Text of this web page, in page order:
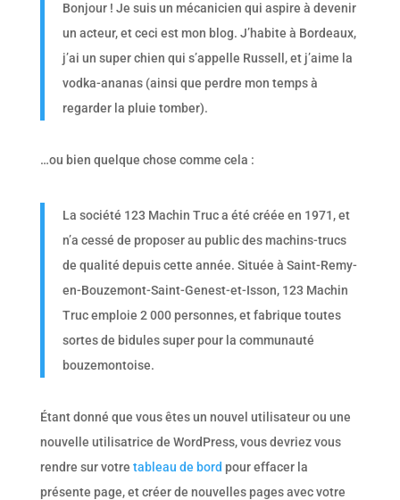
Bonjour ! Je suis un mécanicien qui aspire à devenir
un acteur, et ceci est mon blog. J’habite à Bordeaux,
j’ai un super chien qui s’appelle Russell, et j’aime la
vodka-ananas (ainsi que perdre mon temps à
regarder la pluie tomber).
…ou bien quelque chose comme cela :
La société 123 Machin Truc a été créée en 1971, et
n’a cessé de proposer au public des machins-trucs
de qualité depuis cette année. Située à Saint-Remy-
en-Bouzemont-Saint-Genest-et-Isson, 123 Machin
Truc emploie 2 000 personnes, et fabrique toutes
sortes de bidules super pour la communauté
bouzemontoise.
Étant donné que vous êtes un nouvel utilisateur ou une
nouvelle utilisatrice de WordPress, vous devriez vous
rendre sur votre tableau de bord pour effacer la
présente page, et créer de nouvelles pages avec votre